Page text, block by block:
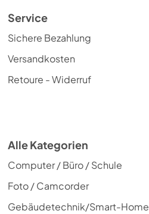
Service
Sichere Bezahlung
Versandkosten
Retoure - Widerruf
Alle Kategorien
Computer / Büro / Schule
Foto / Camcorder
Gebäudetechnik/Smart-Home